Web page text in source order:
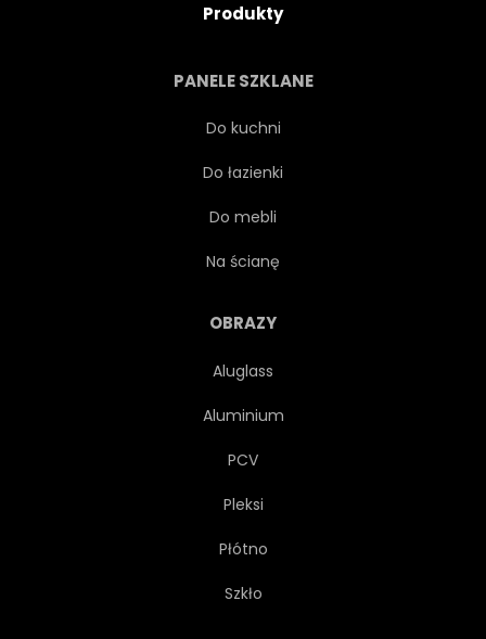
GAŁĄŹ
GOTYK
Produkty
PANELE SZKLANE
Do kuchni
Do łazienki
Do mebli
Na ścianę
OBRAZY
Aluglass
Aluminium
PCV
Pleksi
Płótno
Szkło